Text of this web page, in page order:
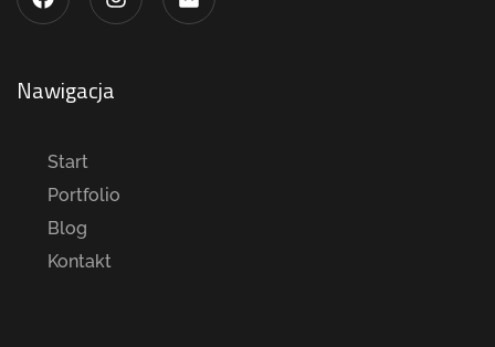
Nawigacja
Start
Portfolio
Blog
Kontakt